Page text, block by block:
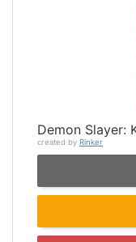
Demon Slayer:
created by Rinker